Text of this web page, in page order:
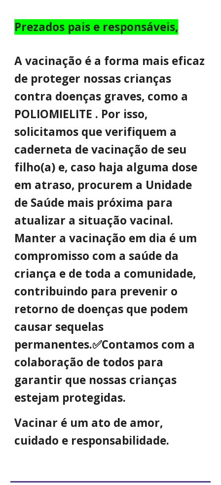
Prezados pais e responsáveis,
A vacinação é a forma mais eficaz
de proteger nossas crianças
contra doenças graves, como a
POLIOMIELITE . Por isso,
solicitamos que verifiquem a
caderneta de vacinação de seu
filho(a) e, caso haja alguma dose
em atraso, procurem a Unidade
de Saúde mais próxima para
atualizar a situação vacinal.
Manter a vacinação em dia é um
compromisso com a saúde da
criança e de toda a comunidade,
contribuindo para prevenir o
retorno de doenças que podem
causar sequelas
permanentes.✅Contamos com a
colaboração de todos para
garantir que nossas crianças
estejam protegidas.
Vacinar é um ato de amor,
cuidado e responsabilidade.